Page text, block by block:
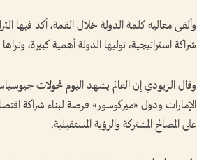
وألقى معاليه كلمة الدولة خلال القمة، أكد فيها
شراكة استراتيجية، توليها الدولة أهمية كبيرة،
وقال الزيودي إن العالم يشهد اليوم تحولات
الإمارات ودول «ميركوسور» فرصة لبناء شراكة
على المصالح المشتركة والرؤية المستقبلية.